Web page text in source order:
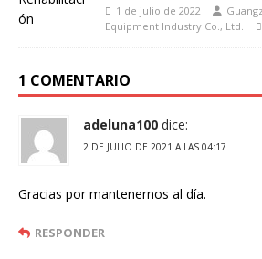
1 de julio de 2022
Equipment Industry Co., Ltd.
1 COMENTARIO
adeluna100 dice:
2 DE JULIO DE 2021 A LAS 04:17
Gracias por mantenernos al día.
RESPONDER